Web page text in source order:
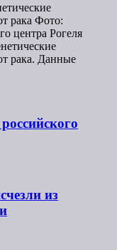
рака Фото:
центра Рогеля
рака. Данные
из